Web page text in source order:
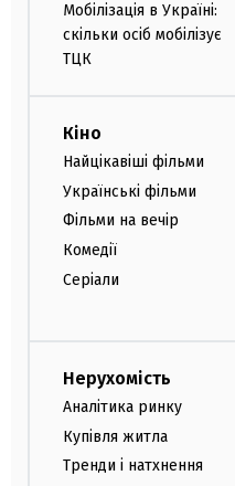
Мобілізація в Україні:
скільки осіб мобілізує
ТЦК
Кіно
Найцікавіші фільми
Українські фільми
Фільми на вечір
Комедії
Серіали
Нерухомість
Аналітика ринку
Купівля житла
Тренди і натхнення